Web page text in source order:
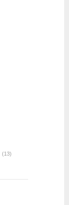
(13)